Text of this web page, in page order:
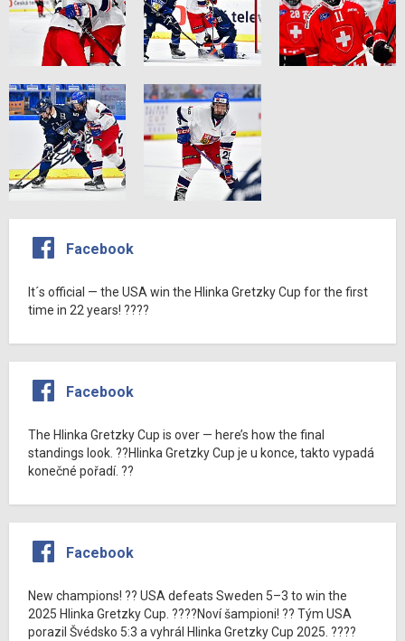
Facebook
It´s official — the USA win the Hlinka Gretzky Cup for the first
time in 22 years! ????
Facebook
The Hlinka Gretzky Cup is over — here’s how the final
standings look. ??Hlinka Gretzky Cup je u konce, takto vypadá
konečné pořadí. ??
Facebook
New champions! ?? USA defeats Sweden 5–3 to win the
2025 Hlinka Gretzky Cup. ????Noví šampioni! ?? Tým USA
porazil Švédsko 5:3 a vyhrál Hlinka Gretzky Cup 2025. ????